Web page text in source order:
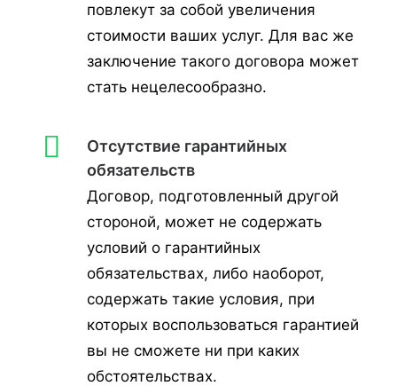
повлекут за собой увеличения
стоимости ваших услуг. Для вас же
заключение такого договора может
стать нецелесообразно.
Отсутствие гарантийных
обязательств
Договор, подготовленный другой
стороной, может не содержать
условий о гарантийных
обязательствах, либо наоборот,
содержать такие условия, при
которых воспользоваться гарантией
вы не сможете ни при каких
обстоятельствах.